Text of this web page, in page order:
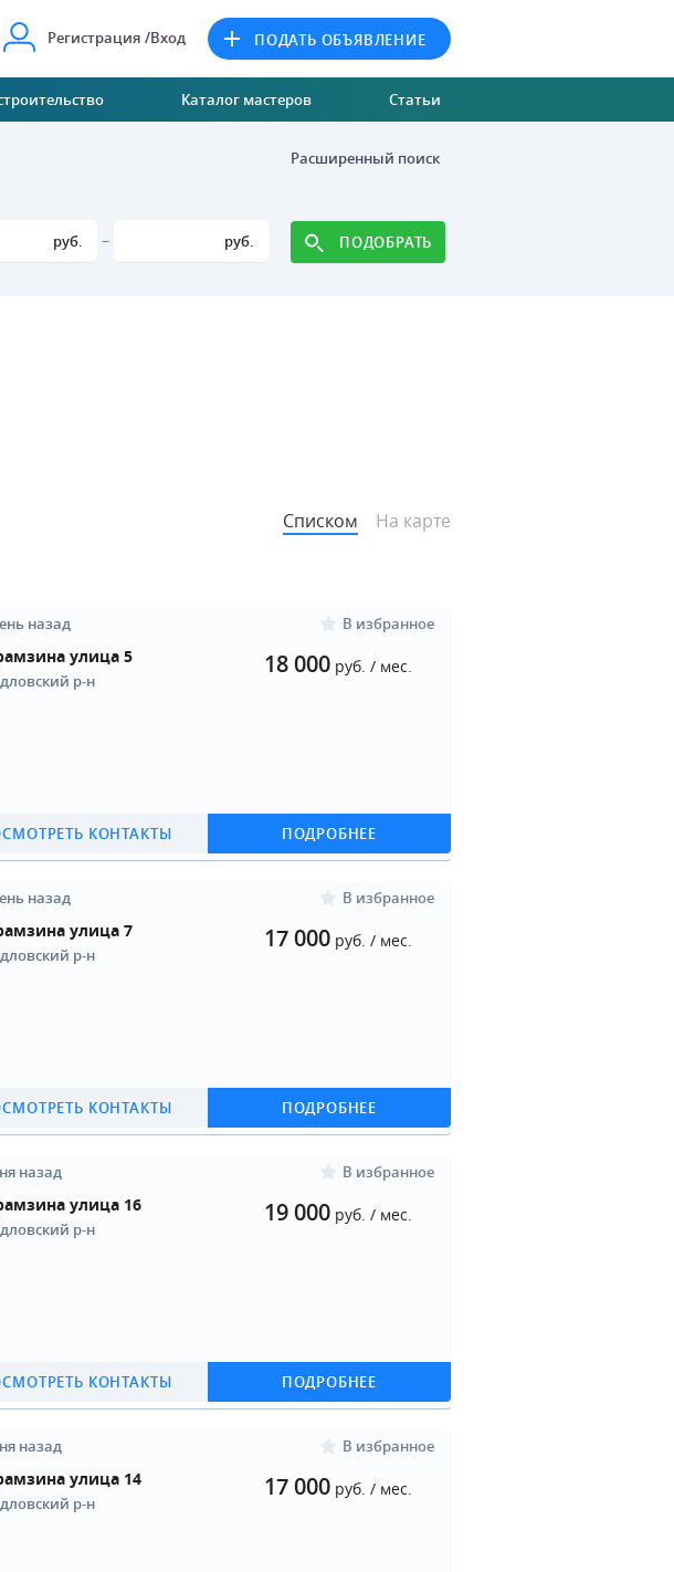
ПОДАТЬ ОБЪЯВЛЕНИЕ
Регистрация Вход
Каталог мастеров Статьи
Расширенный поиск
руб.
– руб. ПОДОБРАТЬ
Списком На карте
В избранное
назад
18 000 руб. / мес.
улица 5
р-н
ПОДРОБНЕЕ
КОНТАКТЫ
В избранное
назад
17 000 руб. / мес.
улица 7
р-н
ПОДРОБНЕЕ
КОНТАКТЫ
В избранное
назад
19 000 руб. / мес.
улица 16
р-н
ПОДРОБНЕЕ
КОНТАКТЫ
В избранное
назад
17 000 руб. / мес.
улица 14
р-н